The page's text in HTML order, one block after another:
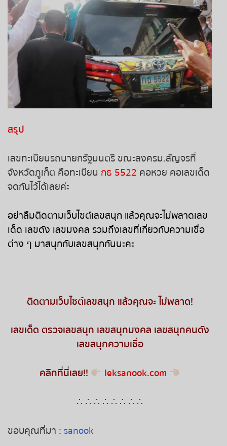
หวยหุ้นฮั่งเส็ง บ่าย
หวยหุ้นจีน เช้า
หวยหุ้นสิงคโปร์
หวยหุ้นอิยิป
หวยหุ้นเยอรมัน
หวยหุ้นอังกฤษ
หวยหุ้นรัสเซีย
หวยหุ้นดาวโจนส์
สรุป
เลขทะเบียนรถนายกรัฐมนตรี ขณะลงครม.สัญจรที่
จังหวัดภูเก็ต คือทะเบียน กธ 5522 คอหวย คอเลขเด็ด
จดกันไว้ได้เลยค่ะ
อย่าลืมติดตามเว็บไซต์เลขสนุก แล้วคุณจะไม่พลาดเลข
เด็ด เลขดัง เลขมงคล รวมถึงเลขที่เกี่ยวกับความเชื่อ
ต่าง ๆ มาสนุกกับเลขสนุกกันนะคะ
ติดตามเว็บไซต์เลขสนุก แล้วคุณจะ ไม่พลาด!
เลขเด็ด ตรวจเลขสนุก เลขสนุกมงคล เลขสนุกคนดัง
เลขสนุกความเชื่อ
คลิกที่นี่เลย!!
leksanook.com
∴ ∴ ∴ ∴ ∴ ∴ ∴ ∴
ขอบคุณที่มา : sanook